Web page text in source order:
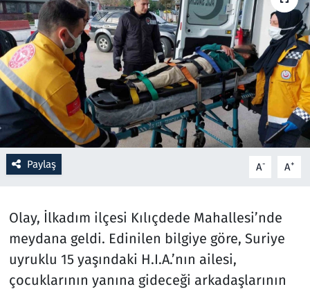
Paylaş A- A+
Olay, İlkadım ilçesi Kılıçdede Mahallesi’nde
meydana geldi. Edinilen bilgiye göre, Suriye
uyruklu 15 yaşındaki H.I.A.’nın ailesi,
çocuklarının yanına gideceği arkadaşlarının
Resmi İlanlar
Rüya Tabirleri
Sağlık
Savunma Sanayi
Seçim 2023
Teknoloji ve Bilim
Televizyon